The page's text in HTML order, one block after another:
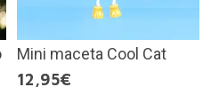
Mini maceta Cool Cat
12,95€